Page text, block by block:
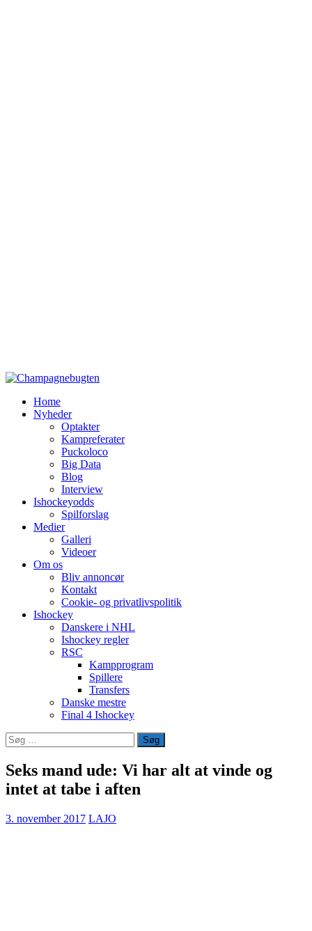
Home
Nyheder
Optakter
Kampreferater
Puckoloco
Big Data
Blog
Interview
Ishockeyodds
Spilforslag
Medier
Galleri
Videoer
Om os
Bliv annoncør
Kontakt
Cookie- og privatlivspolitik
Ishockey
Danskere i NHL
Ishockey regler
RSC
Kampprogram
Spillere
Transfers
Danske mestre
Final 4 Ishockey
Søg
efter:
Seks mand ude: Vi har alt at vinde og
intet at tabe i aften
3. november 2017 LAJO